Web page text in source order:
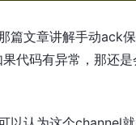
篇文章讲解手动ack
代码有异常，那还